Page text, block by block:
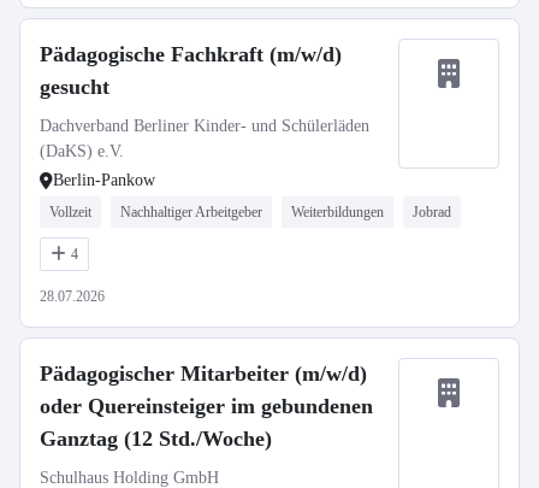
Pädagogische Fachkraft (m/w/d)
gesucht
Dachverband Berliner Kinder- und Schülerläden
(DaKS) e.V.
Berlin-Pankow
Vollzeit Nachhaltiger Arbeitgeber Weiterbildungen Jobrad
4
28.07.2026
Pädagogischer Mitarbeiter (m/w/d)
oder Quereinsteiger im gebundenen
Ganztag (12 Std./Woche)
Schulhaus Holding GmbH